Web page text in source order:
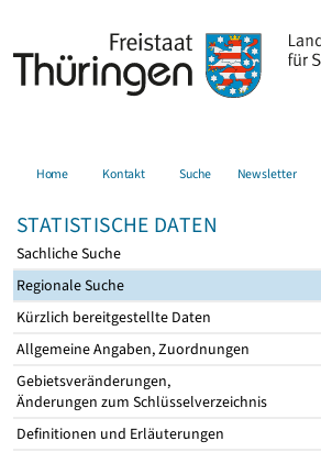
Home Kontakt Suche Newsletter
STATISTISCHE DATEN
Sachliche Suche
Regionale Suche
Kürzlich bereitgestellte Daten
Allgemeine Angaben, Zuordnungen
Gebietsveränderungen,
Änderungen zum Schlüsselverzeichnis
Definitionen und Erläuterungen